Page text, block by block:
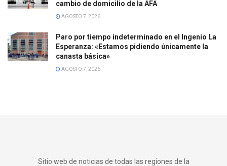
cambio de domicilio de la AFA
AGOSTO 7, 2026
Paro por tiempo indeterminado en el Ingenio La
Esperanza: «Estamos pidiendo únicamente la
canasta básica»
AGOSTO 7, 2026
Sitio web de noticias de todas las regiones de la